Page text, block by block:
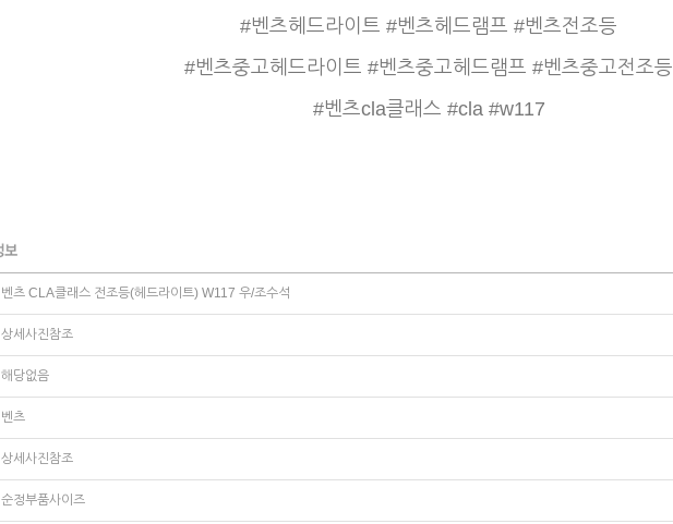
#벤츠헤드라이트 #벤츠헤드램프 #벤츠전조등
#벤츠중고헤드라이트 #벤츠중고헤드램프 #벤츠중고전조등
#벤츠cla클래스 #cla #w117
벤츠 CLA클래스 전조등(헤드라이트) W117 우/조수석
상세사진참조
해당없음
벤츠
상세사진참조
순정부품사이즈